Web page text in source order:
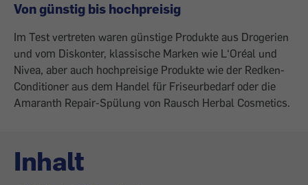
Von günstig bis hochpreisig
Im Test vertreten waren günstige Produkte aus Drogerien
und vom Diskonter, klassische Marken wie L‘Oréal und
Nivea, aber auch hochpreisige Produkte wie der Redken-
Conditioner aus dem Handel für Friseurbedarf oder die
Amaranth Repair-Spülung von Rausch Herbal Cosmetics.
Inhalt